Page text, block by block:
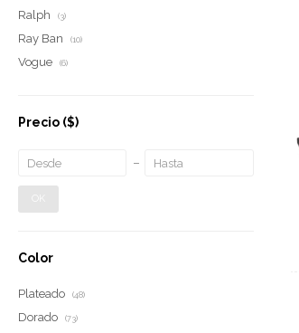
Ralph (3)
Ray Ban (10)
Vogue (6)
Precio ($)
Color
Plateado (48)
Dorado (73)